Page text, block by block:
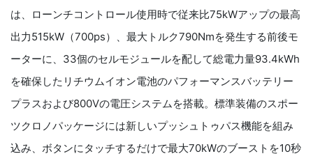
は、ローンチコントロール使用時で従来比75kWアップの最高
出力515kW（700ps）、最大トルク790Nmを発生する前後モ
ーターに、33個のセルモジュールを配して総電力量93.4kWh
を確保したリチウムイオン電池のパフォーマンスバッテリー
プラスおよび800Vの電圧システムを搭載。標準装備のスポー
ツクロノパッケージには新しいプッシュトゥパス機能を組み
込み、ボタンにタッチするだけで最大70kWのブーストを10秒